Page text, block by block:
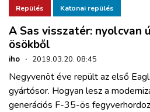
ZÖLDÚT
HAJÓZÁS
BLOG
Repülés Katonai repülés
A Sas visszatér: nyolcvan
ösökből
iho · 2019.03.20. 08:45
Negyvenöt éve repült az első
gyártósor. Hogyan lesz a
generációs F-35-ös